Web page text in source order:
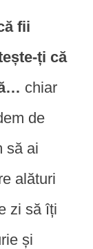
fii
ți că
chiar
de
să ai
alături
zi să îți
și